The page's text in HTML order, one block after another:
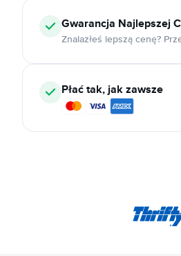
Gwarancja Najlepszej
Znalazłeś lepszą cenę?
Płać tak, jak zawsze